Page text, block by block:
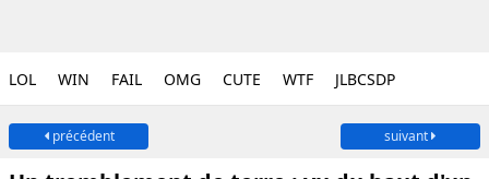
LOL WIN FAIL OMG CUTE WTF JLBCSDP
précédent suivant